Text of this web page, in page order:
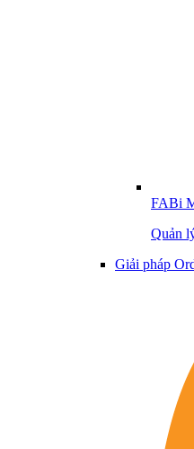
FABi
Quản
Giải pháp